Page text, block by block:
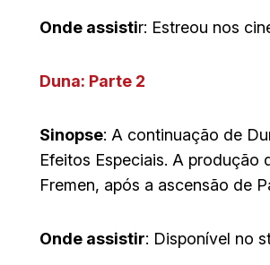
Onde assistir: Estreou nos
Duna: Parte 2
Sinopse: A continuação de
Efeitos Especiais. A produção
Fremen, após a ascensão de
Onde assistir: Disponível no